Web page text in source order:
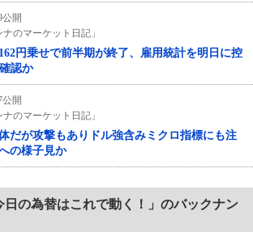
公開
のマーケット日記」
円乗せで前半期が終了、雇用統計を明日に控
認か
公開
のマーケット日記」
だが攻撃もありドル強含みミクロ指標にも注
の様子見か
の為替はこれで動く！」のバックナン